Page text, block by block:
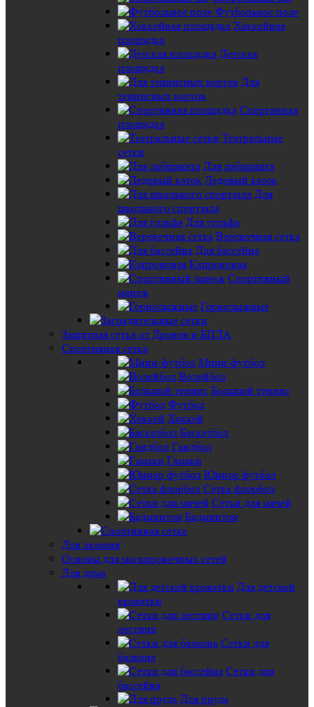
Футбольное поле
Хоккейная
площадка
Детская
площадка
Для
теннисных кортов
Спортивная
площадка
Театральные
сетки
Для лабиринта
Ледовый каток
Для
школьного спортзала
Для гольфа
Веревочная сетка
Для бассейна
Капроновая
Спортивный
манеж
Горнолыжные
Защитная сетка от Дронов и БПЛА
Спортивная сетка
Мини-футбол
Волейбол
Большой теннис
Футбол
Хоккей
Баскетбол
Гандбол
Гамаки
Юниор футбол
Сетка флорбол
Сетки для мячей
Бадминтон
Для лазания
Основы для маскировочных сетей
Для дома
Для детской
кроватки
Сетки для
лестниц
Сетки для
балкона
Сетки для
бассейна
Для пруда